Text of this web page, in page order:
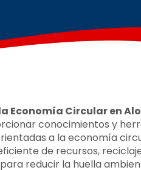
Economía Circular en
conocimientos y
a la economía
de recursos,
reducir la huella